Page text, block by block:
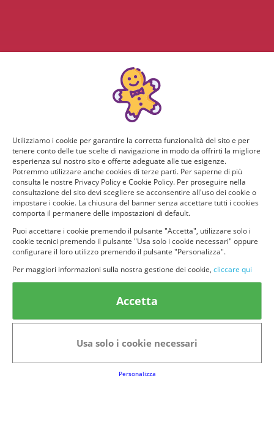
Categorie in evidenza
Alimenti e bevande
Senior
Utilizziamo i cookie per garantire la corretta funzionalità del sito e per
tenere conto delle tue scelte di navigazione in modo da offrirti la migliore
esperienza sul nostro sito e offerte adeguate alle tue esigenze.
Potremmo utilizzare anche cookies di terze parti. Per saperne di più
consulta le nostre Privacy Policy e Cookie Policy. Per proseguire nella
consultazione del sito devi scegliere se acconsentire all'uso dei cookie o
impostare i cookie. La chiusura del banner senza accettare tutti i cookies
comporta il permanere delle impostazioni di default.
Puoi accettare i cookie premendo il pulsante "Accetta", utilizzare solo i
cookie tecnici premendo il pulsante "Usa solo i cookie necessari" oppure
configurare il loro utilizzo premendo il pulsante "Personalizza".
Per maggiori informazioni sulla nostra gestione dei cookie, cliccare qui
Accetta
Usa solo i cookie necessari
Personalizza